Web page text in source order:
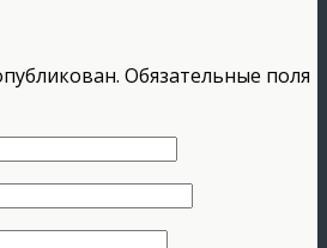
Обязательные поля